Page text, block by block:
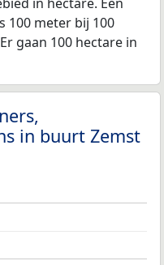
100 meter bij 100
gaan 100 hectare in
in buurt Zemst